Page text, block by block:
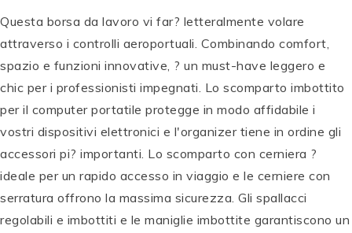
Questa borsa da lavoro vi far? letteralmente volare
attraverso i controlli aeroportuali. Combinando comfort,
spazio e funzioni innovative, ? un must-have leggero e
chic per i professionisti impegnati. Lo scomparto imbottito
per il computer portatile protegge in modo affidabile i
vostri dispositivi elettronici e l'organizer tiene in ordine gli
accessori pi? importanti. Lo scomparto con cerniera ?
ideale per un rapido accesso in viaggio e le cerniere con
serratura offrono la massima sicurezza. Gli spallacci
regolabili e imbottiti e le maniglie imbottite garantiscono un